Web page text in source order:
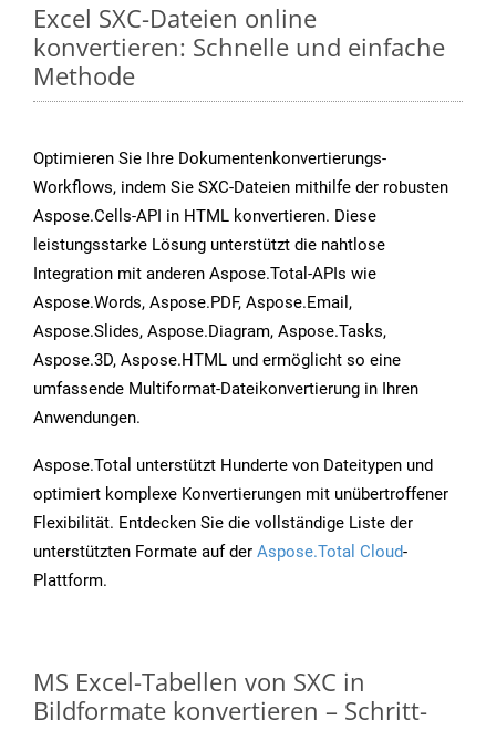
Excel SXC-Dateien online
konvertieren: Schnelle und einfache
Methode
Optimieren Sie Ihre Dokumentenkonvertierungs-
Workflows, indem Sie SXC-Dateien mithilfe der robusten
Aspose.Cells-API in HTML konvertieren. Diese
leistungsstarke Lösung unterstützt die nahtlose
Integration mit anderen Aspose.Total-APIs wie
Aspose.Words, Aspose.PDF, Aspose.Email,
Aspose.Slides, Aspose.Diagram, Aspose.Tasks,
Aspose.3D, Aspose.HTML und ermöglicht so eine
umfassende Multiformat-Dateikonvertierung in Ihren
Anwendungen.
Aspose.Total unterstützt Hunderte von Dateitypen und
optimiert komplexe Konvertierungen mit unübertroffener
Flexibilität. Entdecken Sie die vollständige Liste der
unterstützten Formate auf der Aspose.Total Cloud-
Plattform.
MS Excel-Tabellen von SXC in
Bildformate konvertieren – Schritt-